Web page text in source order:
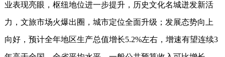
业表现亮眼，枢纽地位进一步提升，历史文化名城迸发新活
力，文旅市场火爆出圈，城市定位全面升级；发展态势向上
向好，预计全年地区生产总值增长5.2%左右，增速有望连续3